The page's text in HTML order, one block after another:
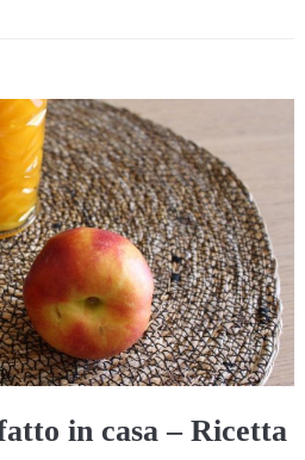
in casa – Ricetta